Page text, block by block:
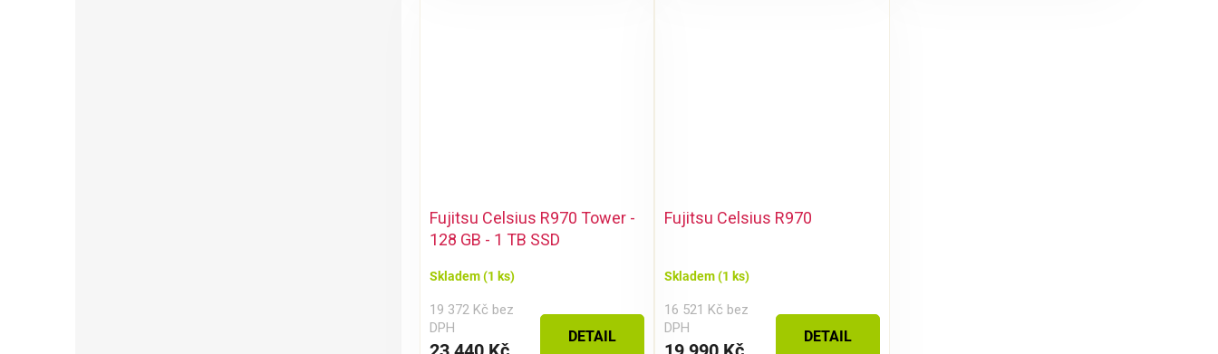
Fujitsu Celsius R970 Tower -
128 GB - 1 TB SSD
Skladem(1 ks)
19 372 Kč bez
DPH
DETAIL
Fujitsu Celsius R970
Skladem(1 ks)
16 521 Kč bez
DPH
DETAIL